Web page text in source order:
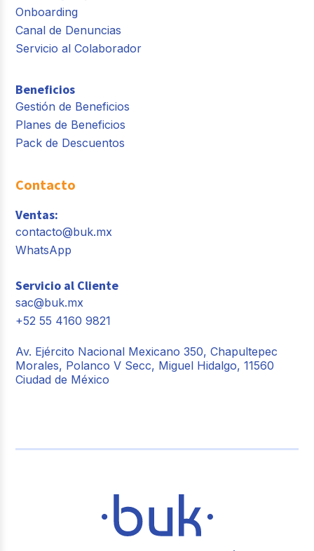
Onboarding
Canal de Denuncias
Servicio al Colaborador
Beneficios
Gestión de Beneficios
Planes de Beneficios
Pack de Descuentos
Contacto
Ventas:
contacto@buk.mx
WhatsApp
Servicio al Cliente
sac@buk.mx
+52 55 4160 9821
Av. Ejército Nacional Mexicano 350, Chapultepec
Morales, Polanco V Secc, Miguel Hidalgo, 11560
Ciudad de México